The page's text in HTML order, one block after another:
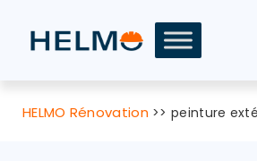
HELMO Rénovation>>peinture